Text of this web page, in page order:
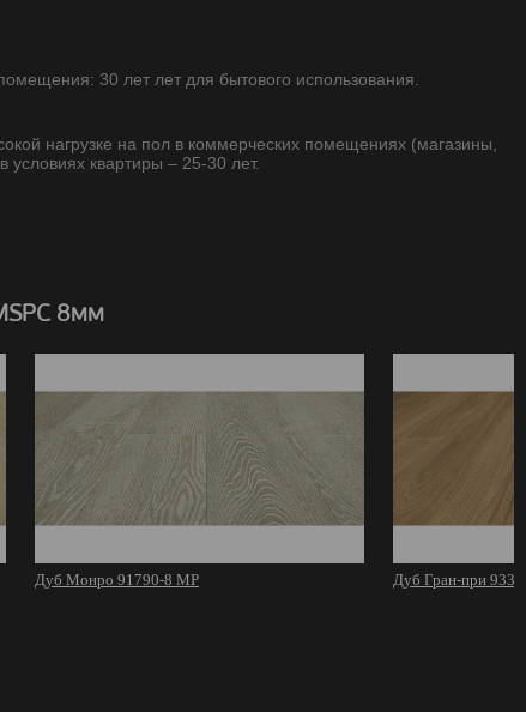
30 лет лет для бытового использования.
нагрузке на пол в коммерческих помещениях (магазины,
условиях квартиры – 25-30 лет.
8мм
Дуб Монро 91790-8 MР Дуб Гран-при